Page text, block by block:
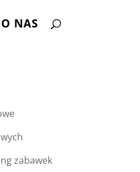
O NAS
zabawek